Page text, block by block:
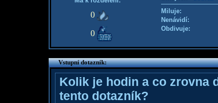
0
0
Miluje:
Nenávidí:
Obdivuje:
Vstupní dotazník:
Kolik je hodin a co zrovna
tento dotazník?